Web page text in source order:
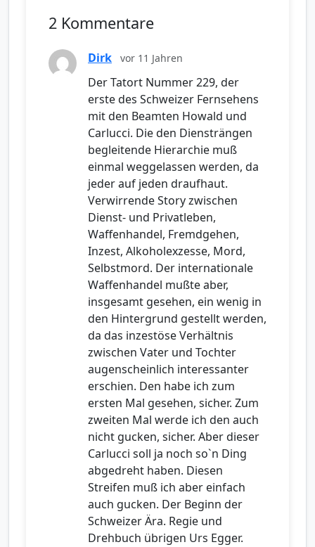
2 Kommentare
Dirk vor 11 Jahren
Der Tatort Nummer 229, der
erste des Schweizer Fernsehens
mit den Beamten Howald und
Carlucci. Die den Diensträngen
begleitende Hierarchie muß
einmal weggelassen werden, da
jeder auf jeden draufhaut.
Verwirrende Story zwischen
Dienst- und Privatleben,
Waffenhandel, Fremdgehen,
Inzest, Alkoholexzesse, Mord,
Selbstmord. Der internationale
Waffenhandel mußte aber,
insgesamt gesehen, ein wenig in
den Hintergrund gestellt werden,
da das inzestöse Verhältnis
zwischen Vater und Tochter
augenscheinlich interessanter
erschien. Den habe ich zum
ersten Mal gesehen, sicher. Zum
zweiten Mal werde ich den auch
nicht gucken, sicher. Aber dieser
Carlucci soll ja noch so`n Ding
abgedreht haben. Diesen
Streifen muß ich aber einfach
auch gucken. Der Beginn der
Schweizer Ära. Regie und
Drehbuch übrigen Urs Egger.